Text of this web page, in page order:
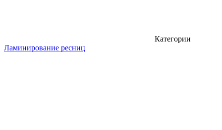
Категории
Ламинирование ресниц